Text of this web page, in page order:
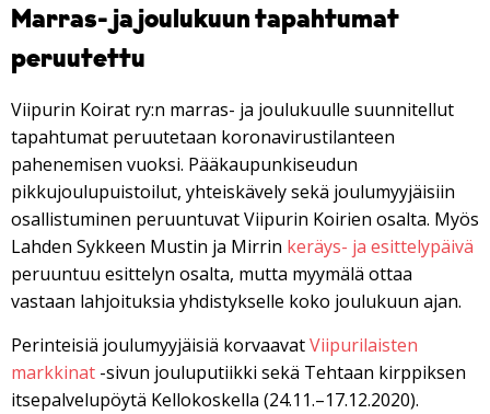
Marras- ja joulukuun tapahtumat
peruutettu
Viipurin Koirat ry:n marras- ja joulukuulle suunnitellut
tapahtumat peruutetaan koronavirustilanteen
pahenemisen vuoksi. Pääkaupunkiseudun
pikkujoulupuistoilut, yhteiskävely sekä joulumyyjäisiin
osallistuminen peruuntuvat Viipurin Koirien osalta. Myös
Lahden Sykkeen Mustin ja Mirrin keräys- ja esittelypäivä
peruuntuu esittelyn osalta, mutta myymälä ottaa
vastaan lahjoituksia yhdistykselle koko joulukuun ajan.
Perinteisiä joulumyyjäisiä korvaavatViipurilaisten
markkinat -sivun jouluputiikki sekä Tehtaan kirppiksen
itsepalvelupöytä Kellokoskella (24.11.–17.12.2020).